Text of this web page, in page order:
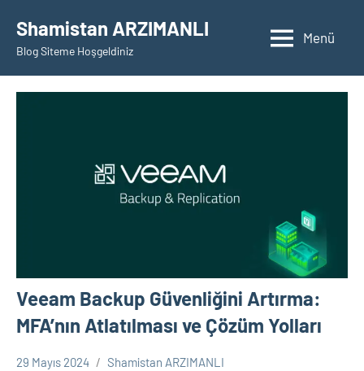
geçShamistan ARZIMANLI
Blog Siteme Hoşgeldiniz
Menü
Veeam Backup Güvenliğini Artırma:
MFA’nın Atlatılması ve Çözüm Yolları
29 Mayıs 2024 Shamistan ARZIMANLI